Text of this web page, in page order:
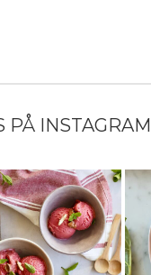
PÅ INSTAGRAM